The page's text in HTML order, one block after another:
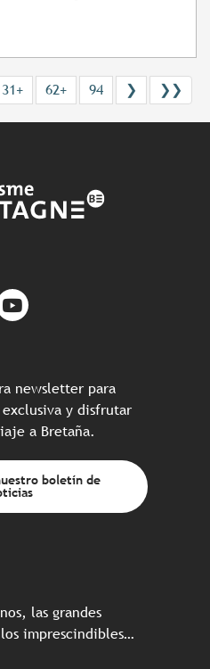
31+ 62+ 94 ❯ ❯❯
newsletter para
y disfrutar
a Bretaña.
boletín de
las grandes
imprescindibles…